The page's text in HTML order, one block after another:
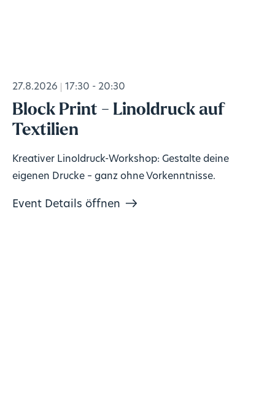
27.8.2026 17:30 - 20:30
Block Print - Linoldruck auf
Textilien
Kreativer Linoldruck-Workshop: Gestalte deine
eigenen Drucke – ganz ohne Vorkenntnisse.
Event Details öffnen